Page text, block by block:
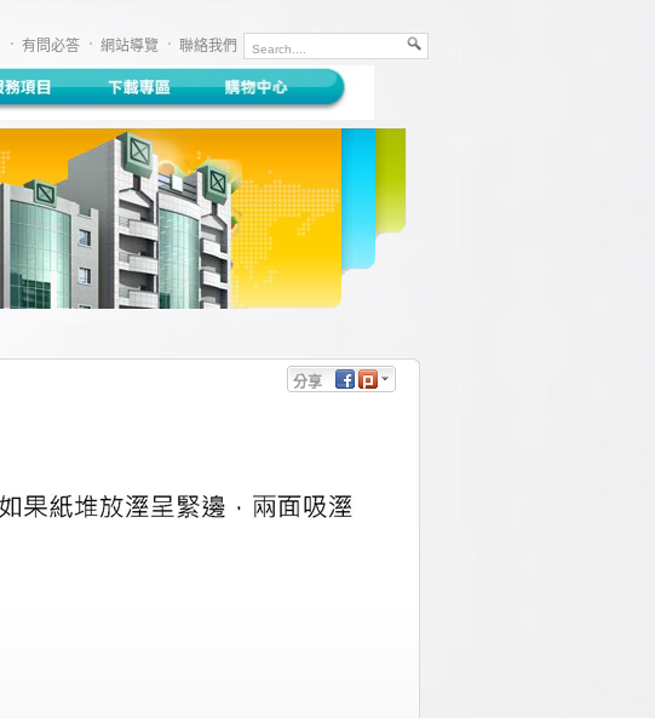
有問必答 網站導覽 聯絡我們
分享